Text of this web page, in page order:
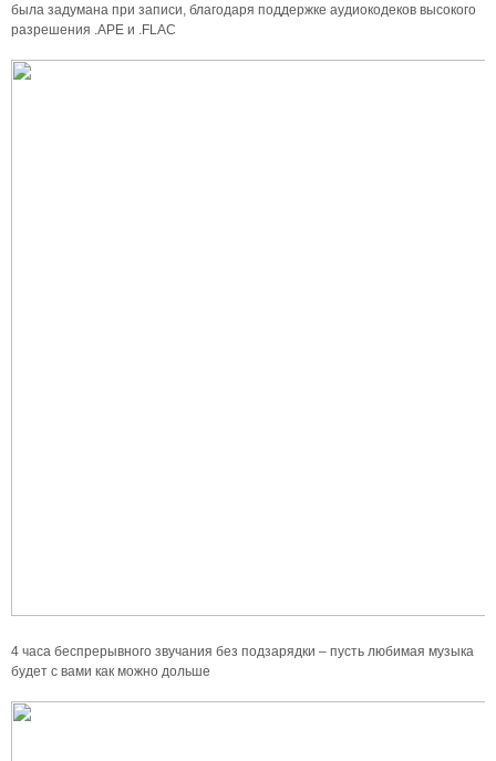
была задумана при записи, благодаря поддержке аудиокодеков высокого
разрешения .APE и .FLAC
4 часа беспрерывного звучания без подзарядки – пусть любимая музыка
будет с вами как можно дольше